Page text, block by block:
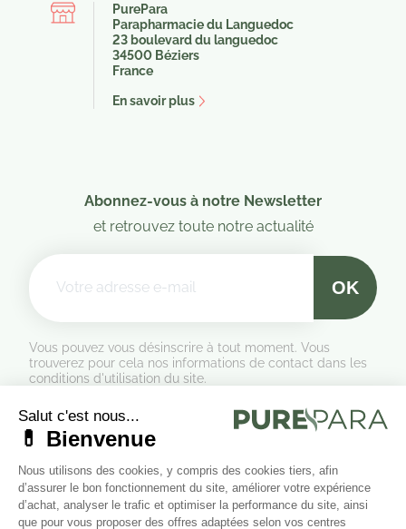
(1 avis)
PurePara
Parapharmacie du Languedoc
23 boulevard du languedoc
34500 Béziers
France
En savoir plus
Abonnez-vous à notre Newsletter
et retrouvez toute notre actualité
Vous pouvez vous désinscrire à tout moment. Vous
trouverez pour cela nos informations de contact dans les
conditions d'utilisation du site.
Formulaire de rétractation
Marchand approuvé par la Société des Avis Garantis,cliquez ici
pour vérifier
Suivez-nous sur les réseaux sociaux